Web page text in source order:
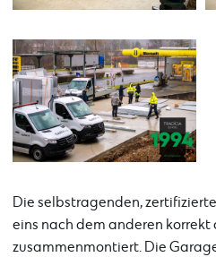
Die selbstragenden,
eins nach dem anderen
zusammenmontiert. Die